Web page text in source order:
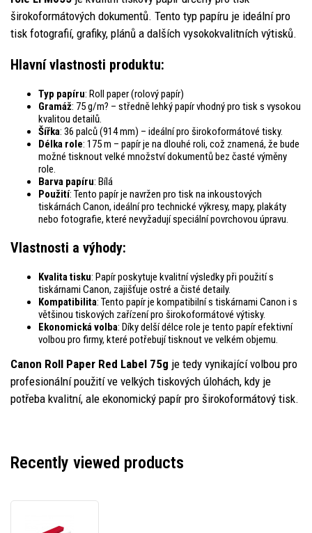
širokoformátových dokumentů. Tento typ papíru je ideální pro
tisk fotografií, grafiky, plánů a dalších vysokokvalitních výtisků.
Hlavní vlastnosti produktu:
Typ papíru: Roll paper (rolový papír)
Gramáž: 75 g/m? – středně lehký papír vhodný pro tisk s vysokou
kvalitou detailů.
Šířka: 36 palců (914 mm) – ideální pro širokoformátové tisky.
Délka role: 175 m – papír je na dlouhé roli, což znamená, že bude
možné tisknout velké množství dokumentů bez časté výměny
role.
Barva papíru: Bílá
Použití: Tento papír je navržen pro tisk na inkoustových
tiskárnách Canon, ideální pro technické výkresy, mapy, plakáty
nebo fotografie, které nevyžadují speciální povrchovou úpravu.
Vlastnosti a výhody:
Kvalita tisku: Papír poskytuje kvalitní výsledky při použití s
tiskárnami Canon, zajišťuje ostré a čisté detaily.
Kompatibilita: Tento papír je kompatibilní s tiskárnami Canon i s
většinou tiskových zařízení pro širokoformátové výtisky.
Ekonomická volba: Díky delší délce role je tento papír efektivní
volbou pro firmy, které potřebují tisknout ve velkém objemu.
Canon Roll Paper Red Label 75g je tedy vynikající volbou pro
profesionální použití ve velkých tiskových úlohách, kdy je
potřeba kvalitní, ale ekonomický papír pro širokoformátový tisk.
Recently viewed products